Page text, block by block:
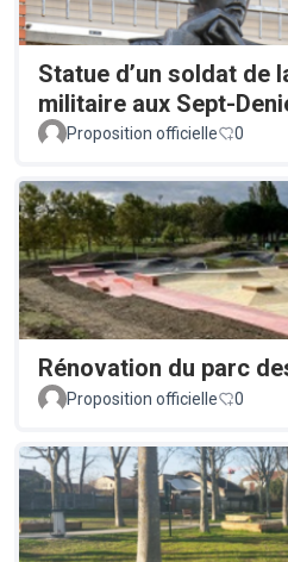
Statue d’un soldat de
militaire aux Sept-
Proposition officielle 0
Rénovation du parc
Proposition officielle
0